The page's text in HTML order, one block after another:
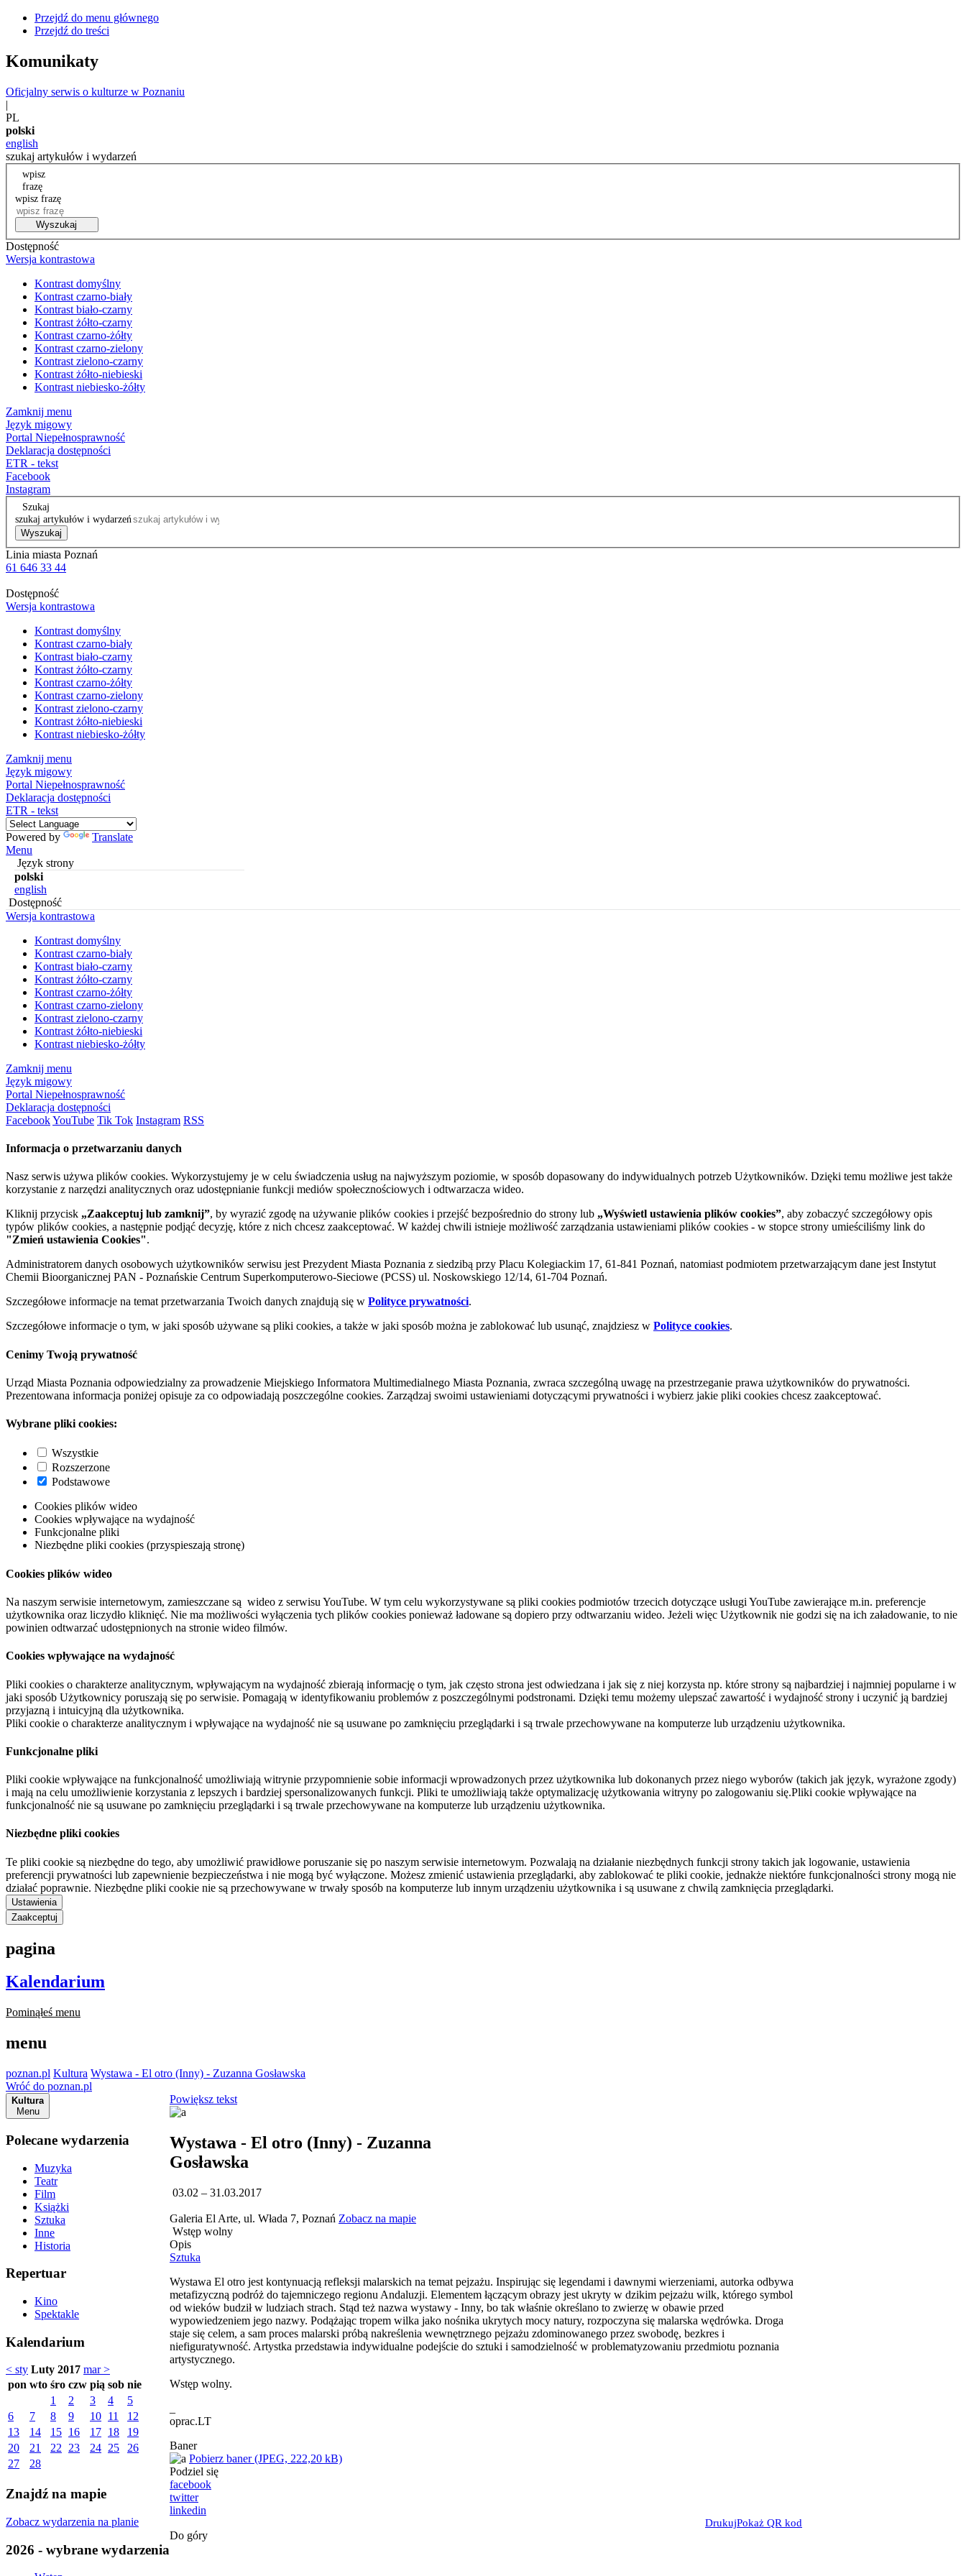
Przejdź do menu głównego
Przejdź do treści
Komunikaty
Oficjalny serwis o kulturze w Poznaniu
|
PL
polski
english
szukaj artykułów i wydarzeń
wpisz
frazę
wpisz frazę
Wyszukaj
Dostępność
Wersja kontrastowa
Kontrast domyślny
Kontrast czarno-biały
Kontrast biało-czarny
Kontrast żółto-czarny
Kontrast czarno-żółty
Kontrast czarno-zielony
Kontrast zielono-czarny
Kontrast żółto-niebieski
Kontrast niebiesko-żółty
Zamknij menu
Język migowy
Portal Niepełnosprawność
Deklaracja dostępności
ETR - tekst
Facebook
Instagram
Szukaj
szukaj artykułów i wydarzeń
Wyszukaj
Linia miasta Poznań
61 646 33 44
Dostępność
Wersja kontrastowa
Kontrast domyślny
Kontrast czarno-biały
Kontrast biało-czarny
Kontrast żółto-czarny
Kontrast czarno-żółty
Kontrast czarno-zielony
Kontrast zielono-czarny
Kontrast żółto-niebieski
Kontrast niebiesko-żółty
Zamknij menu
Język migowy
Portal Niepełnosprawność
Deklaracja dostępności
ETR - tekst
Powered by
Translate
Menu
Język strony
polski
english
Dostępność
Wersja kontrastowa
Kontrast domyślny
Kontrast czarno-biały
Kontrast biało-czarny
Kontrast żółto-czarny
Kontrast czarno-żółty
Kontrast czarno-zielony
Kontrast zielono-czarny
Kontrast żółto-niebieski
Kontrast niebiesko-żółty
Zamknij menu
Język migowy
Portal Niepełnosprawność
Deklaracja dostępności
FacebookYouTube Tik Tok Instagram RSS
Informacja o przetwarzaniu danych
Nasz serwis używa plików cookies. Wykorzystujemy je w celu świadczenia usług na najwyższym poziomie, w sposób dopasowany do indywidualnych potrzeb Użytkowników. Dzięki temu możliwe jest także
korzystanie z narzędzi analitycznych oraz udostępnianie funkcji mediów społecznościowych i odtwarzacza wideo.
Kliknij przycisk „Zaakceptuj lub zamknij”, by wyrazić zgodę na używanie plików cookies i przejść bezpośrednio do strony lub „Wyświetl ustawienia plików cookies”, aby zobaczyć szczegółowy opis
typów plików cookies, a następnie podjąć decyzję, które z nich chcesz zaakceptować. W każdej chwili istnieje możliwość zarządzania ustawieniami plików cookies - w stopce strony umieściliśmy link do
"Zmień ustawienia Cookies".
Administratorem danych osobowych użytkowników serwisu jest Prezydent Miasta Poznania z siedzibą przy Placu Kolegiackim 17, 61-841 Poznań, natomiast podmiotem przetwarzającym dane jest Instytut
Chemii Bioorganicznej PAN - Poznańskie Centrum Superkomputerowo-Sieciowe (PCSS) ul. Noskowskiego 12/14, 61-704 Poznań.
Szczegółowe informacje na temat przetwarzania Twoich danych znajdują się w Polityce prywatności.
Szczegółowe informacje o tym, w jaki sposób używane są pliki cookies, a także w jaki sposób można je zablokować lub usunąć, znajdziesz w Polityce cookies.
Cenimy Twoją prywatność
Urząd Miasta Poznania odpowiedzialny za prowadzenie Miejskiego Informatora Multimedialnego Miasta Poznania, zwraca szczególną uwagę na przestrzeganie prawa użytkowników do prywatności.
Prezentowana informacja poniżej opisuje za co odpowiadają poszczególne cookies. Zarządzaj swoimi ustawieniami dotyczącymi prywatności i wybierz jakie pliki cookies chcesz zaakceptować.
Wybrane pliki cookies:
Wszystkie
Rozszerzone
Podstawowe
Cookies plików wideo
Cookies wpływające na wydajność
Funkcjonalne pliki
Niezbędne pliki cookies (przyspieszają stronę)
Cookies plików wideo
Na naszym serwisie internetowym, zamieszczane są wideo z serwisu YouTube. W tym celu wykorzystywane są pliki cookies podmiotów trzecich dotyczące usługi YouTube zawierające m.in. preferencje
użytkownika oraz liczydło kliknięć. Nie ma możliwości wyłączenia tych plików cookies ponieważ ładowane są dopiero przy odtwarzaniu wideo. Jeżeli więc Użytkownik nie godzi się na ich załadowanie, to nie
powinien odtwarzać udostępnionych na stronie wideo filmów.
Cookies wpływające na wydajność
Pliki cookies o charakterze analitycznym, wpływającym na wydajność zbierają informację o tym, jak często strona jest odwiedzana i jak się z niej korzysta np. które strony są najbardziej i najmniej popularne i w
jaki sposób Użytkownicy poruszają się po serwisie. Pomagają w identyfikowaniu problemów z poszczególnymi podstronami. Dzięki temu możemy ulepszać zawartość i wydajność strony i uczynić ją bardziej
przyjazną i intuicyjną dla użytkownika.
Pliki cookie o charakterze analitycznym i wpływające na wydajność nie są usuwane po zamknięciu przeglądarki i są trwale przechowywane na komputerze lub urządzeniu użytkownika.
Funkcjonalne pliki
Pliki cookie wpływające na funkcjonalność umożliwiają witrynie przypomnienie sobie informacji wprowadzonych przez użytkownika lub dokonanych przez niego wyborów (takich jak język, wyrażone zgody)
i mają na celu umożliwienie korzystania z lepszych i bardziej spersonalizowanych funkcji. Pliki te umożliwiają także optymalizację użytkowania witryny po zalogowaniu się.Pliki cookie wpływające na
funkcjonalność nie są usuwane po zamknięciu przeglądarki i są trwale przechowywane na komputerze lub urządzeniu użytkownika.
Niezbędne pliki cookies
Te pliki cookie są niezbędne do tego, aby umożliwić prawidłowe poruszanie się po naszym serwisie internetowym. Pozwalają na działanie niezbędnych funkcji strony takich jak logowanie, ustawienia
preferencji prywatności lub zapewnienie bezpieczeństwa i nie mogą być wyłączone. Możesz zmienić ustawienia przeglądarki, aby zablokować te pliki cookie, jednakże niektóre funkcjonalności strony mogą nie
działać poprawnie. Niezbędne pliki cookie nie są przechowywane w trwały sposób na komputerze lub innym urządzeniu użytkownika i są usuwane z chwilą zamknięcia przeglądarki.
Ustawienia
Zaakceptuj
pagina
Kalendarium
Pominąłeś menu
menu
poznan.pl Kultura Wystawa - El otro (Inny) - Zuzanna Gosławska
Wróć do poznan.pl
Kultura
Menu
Polecane wydarzenia
Muzyka
Teatr
Film
Książki
Sztuka
Inne
Historia
Repertuar
Kino
Spektakle
Kalendarium
< sty Luty 2017 mar >
pon wto śro czw pią sob nie
1
2 3 4
5
6
7 8 9 10 11
12
13
14 15 16 17 18
19
20
21 22 23 24 25
26
27
28
Znajdź na mapie
Zobacz wydarzenia na planie
2026 - wybrane wydarzenia
Powiększ tekst
Wystawa - El otro (Inny) - Zuzanna
Gosławska
03.02 – 31.03.2017
Galeria El Arte, ul. Włada 7, Poznań Zobacz na mapie
Wstęp wolny
Opis
Sztuka
Wystawa El otro jest kontynuacją refleksji malarskich na temat pejzażu. Inspirując się legendami i dawnymi wierzeniami, autorka odbywa
metafizyczną podróż do tajemniczego regionu Andaluzji. Elementem łączącym obrazy jest ukryty w dzikim pejzażu wilk, którego symbol
od wieków budził w ludziach strach. Stąd też nazwa wystawy - Inny, bo tak właśnie określano to zwierzę w obawie przed
wypowiedzeniem jego nazwy. Podążając tropem wilka jako nośnika ukrytych mocy natury, rozpoczyna się malarska wędrówka. Droga
staje się celem, a sam proces malarski próbą nakreślenia wewnętrznego pejzażu zdominowanego przez swobodę, bezkres i
niefiguratywność. Artystka przedstawia indywidualne podejście do sztuki i samodzielność w problematyzowaniu przedmiotu poznania
artystycznego.
Wstęp wolny.
oprac.LT
Baner
Pobierz baner (JPEG, 222,20 kB)
Podziel się
facebook
twitter
linkedin
DrukujPokaż QR kod
Do góry